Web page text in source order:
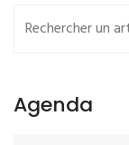
Agenda